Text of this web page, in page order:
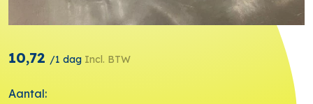
10,72 /1 dag Incl. BTW
Aantal: